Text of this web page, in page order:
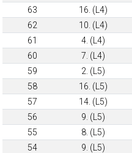
63
16. (L4)
62
10. (L4)
61
4. (L4)
60
7. (L4)
59
2. (L5)
58
16. (L5)
57
14. (L5)
56
9. (L5)
55
8. (L5)
54
9. (L5)